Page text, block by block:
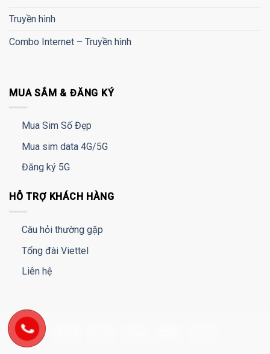
Truyền hình
Combo Internet – Truyền hình
MUA SẮM & ĐĂNG KÝ
Mua Sim Số Đẹp
Mua sim data 4G/5G
Đăng ký 5G
HỖ TRỢ KHÁCH HÀNG
Câu hỏi thường gặp
Tổng đài Viettel
Liên hệ